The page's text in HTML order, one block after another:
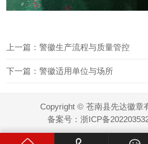
上一篇：警徽生产流程与质量管控
下一篇：警徽适用单位与场所
Copyright © 苍南县先达徽章
备案号： 浙ICP备